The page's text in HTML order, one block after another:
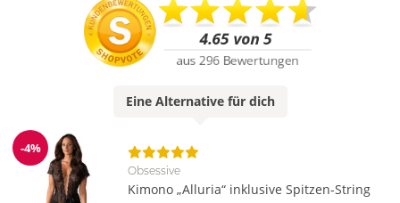
Eine Alternativefür dich
Reduzierung
-4%
Obsessive
Kimono „Alluria“ inklusive Spitzen-String